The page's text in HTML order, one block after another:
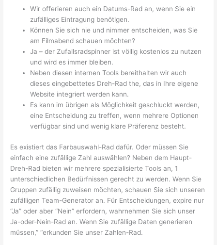
Wir offerieren auch ein Datums-Rad an, wenn Sie ein
zufälliges Eintragung benötigen.
Können Sie sich nie und nimmer entscheiden, was Sie
am Filmabend schauen möchten?
Ja – der Zufallsradspinner ist völlig kostenlos zu nutzen
und wird es immer bleiben.
Neben diesen internen Tools bereithalten wir auch
dieses eingebettetes Dreh-Rad the, das in Ihre eigene
Website integriert werden kann.
Es kann im übrigen als Möglichkeit geschluckt werden,
eine Entscheidung zu treffen, wenn mehrere Optionen
verfügbar sind und wenig klare Präferenz besteht.
Es existiert das Farbauswahl-Rad dafür. Oder müssen Sie
einfach eine zufällige Zahl auswählen? Neben dem Haupt-
Dreh-Rad bieten wir mehrere spezialisierte Tools an, 1
unterschiedlichen Bedürfnissen gerecht zu werden. Wenn Sie
Gruppen zufällig zuweisen möchten, schauen Sie sich unseren
zufälligen Team-Generator an. Für Entscheidungen, expire nur
“Ja” oder aber “Nein” erfordern, wahrnehmen Sie sich unser
Ja-oder-Nein-Rad an. Wenn Sie zufällige Daten generieren
müssen,” “erkunden Sie unser Zahlen-Rad.